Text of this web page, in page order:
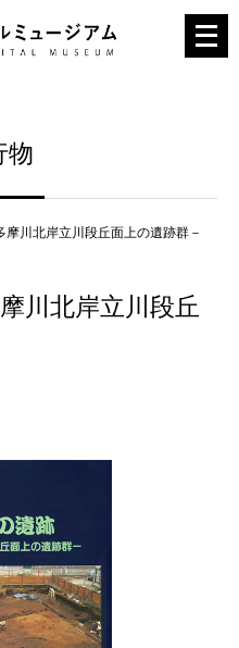
メ
ニ
物
川北岸立川段丘面上の遺跡群－
川北岸立川段丘